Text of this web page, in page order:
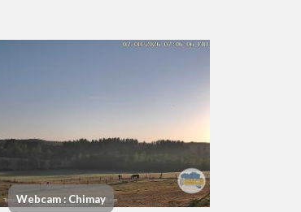
Webcam : Chimay